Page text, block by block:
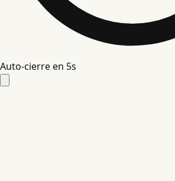
Auto-cierre en 4s